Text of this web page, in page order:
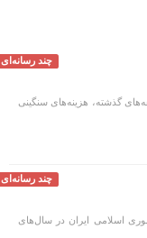
چند رسانه‌ای
گذشته، هزینه‌های سنگینی
چند رسانه‌ای
اسلامی ایران در سال‌های